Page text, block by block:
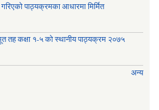
गरिएको पाठ्यक्रमका आधारमा मिर्मित
तह कक्षा १-५ को स्थानीय पाठ्यक्रम २०७५
अन्य